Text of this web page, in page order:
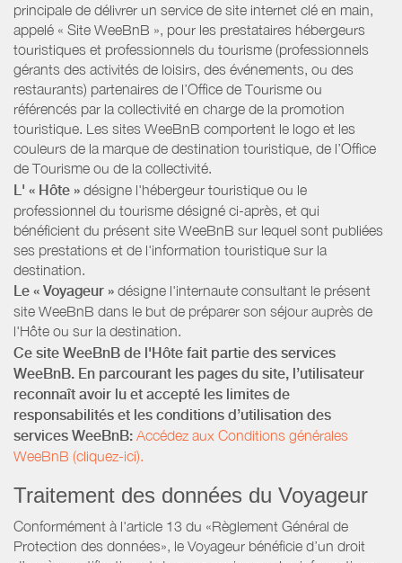
principale de délivrer un service de site internet clé en main,
appelé « Site WeeBnB », pour les prestataires hébergeurs
touristiques et professionnels du tourisme (professionnels
gérants des activités de loisirs, des événements, ou des
restaurants) partenaires de l’Office de Tourisme ou
référencés par la collectivité en charge de la promotion
touristique. Les sites WeeBnB comportent le logo et les
couleurs de la marque de destination touristique, de l’Office
de Tourisme ou de la collectivité.
L' « Hôte » désigne l'hébergeur touristique ou le
professionnel du tourisme désigné ci-après, et qui
bénéficient du présent site WeeBnB sur lequel sont publiées
ses prestations et de l'information touristique sur la
destination.
Le « Voyageur » désigne l'internaute consultant le présent
site WeeBnB dans le but de préparer son séjour auprès de
l'Hôte ou sur la destination.
Ce site WeeBnB de l'Hôte fait partie des services
WeeBnB. En parcourant les pages du site, l’utilisateur
reconnaît avoir lu et accepté les limites de
responsabilités et les conditions d’utilisation des
services WeeBnB: Accédez aux Conditions générales
WeeBnB (cliquez-ici).
Traitement des données du Voyageur
Conformément à l'article 13 du «Règlement Général de
Protection des données», le Voyageur bénéficie d’un droit